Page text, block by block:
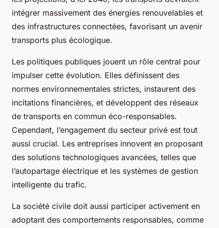
intégrer massivement des énergies renouvelables et
des infrastructures connectées, favorisant un avenir
transports plus écologique.
Les politiques publiques jouent un rôle central pour
impulser cette évolution. Elles définissent des
normes environnementales strictes, instaurent des
incitations financières, et développent des réseaux
de transports en commun éco-responsables.
Cependant, l’engagement du secteur privé est tout
aussi crucial. Les entreprises innovent en proposant
des solutions technologiques avancées, telles que
l’autopartage électrique et les systèmes de gestion
intelligente du trafic.
La société civile doit aussi participer activement en
adoptant des comportements responsables, comme